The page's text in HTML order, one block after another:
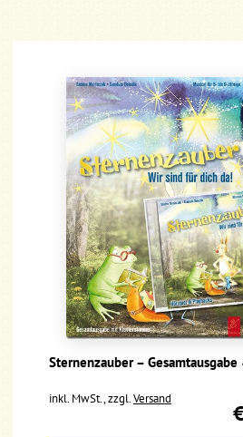
Sternenzauber – Gesamtausgabe
inkl. MwSt., zzgl.Versand